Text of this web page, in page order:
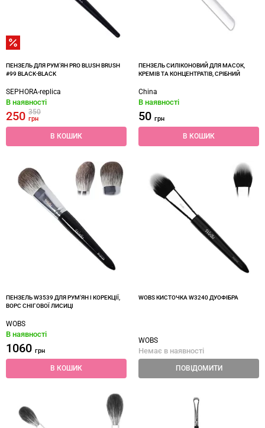
ПЕНЗЕЛЬ ДЛЯ РУМ’ЯН PRO BLUSH BRUSH
#99 BLACK-BLACK
SEPHORA-replica
В наявності
250 350
грн
В КОШИК
ПЕНЗЕЛЬ СИЛІКОНОВИЙ ДЛЯ МАСОК,
КРЕМІВ ТА КОНЦЕНТРАТІВ, СРІБНИЙ
China
В наявності
50 грн
В КОШИК
ПЕНЗЕЛЬ W3539 ДЛЯ РУМ'ЯН І КОРЕКЦІЇ,
ВОРС СНІГОВОЇ ЛИСИЦІ
WOBS
В наявності
1060 грн
В КОШИК
WOBS КИСТОЧКА W3240 ДУОФІБРА
WOBS
Немає в наявності
ПОВІДОМИТИ